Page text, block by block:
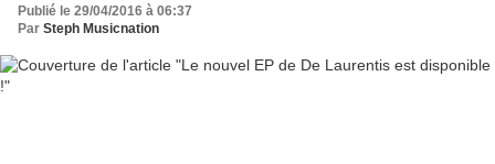
Publié le 29/04/2016 à 06:37
Par Steph Musicnation